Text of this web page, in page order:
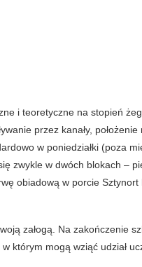
i teoretyczne na stopień
przez kanały,
w poniedziałki (poza
zwykle w dwóch blokach –
obiadową w porcie Sztynort
załogą. Na zakończenie
którym mogą wziąć udział
reklam dopasowanych
Akceptuję wszystkie